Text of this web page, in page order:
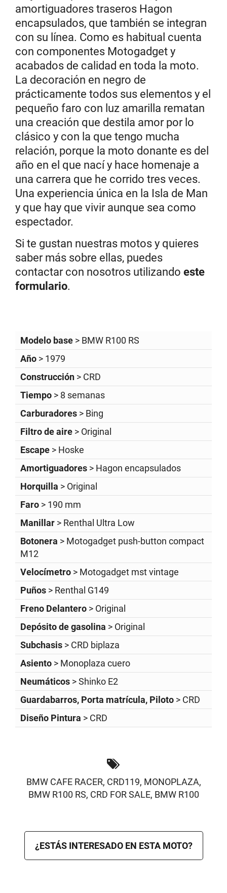
amortiguadores traseros Hagon
encapsulados, que también se integran
con su línea. Como es habitual cuenta
con componentes Motogadget y
acabados de calidad en toda la moto.
La decoración en negro de
prácticamente todos sus elementos y el
pequeño faro con luz amarilla rematan
una creación que destila amor por lo
clásico y con la que tengo mucha
relación, porque la moto donante es del
año en el que nací y hace homenaje a
una carrera que he corrido tres veces.
Una experiencia única en la Isla de Man
y que hay que vivir aunque sea como
espectador.
Si te gustan nuestras motos y quieres
saber más sobre ellas, puedes
contactar con nosotros utilizando este
formulario.
Modelo base > BMW R100 RS
Año > 1979
Construcción > CRD
Tiempo > 8 semanas
Carburadores > Bing
Filtro de aire > Original
Escape > Hoske
Amortiguadores > Hagon encapsulados
Horquilla > Original
Faro > 190 mm
Manillar > Renthal Ultra Low
Botonera > Motogadget push-button compact
M12
Velocímetro > Motogadget mst vintage
Puños > Renthal G149
Freno Delantero > Original
Depósito de gasolina > Original
Subchasis > CRD biplaza
Asiento > Monoplaza cuero
Neumáticos > Shinko E2
Guardabarros, Porta matrícula, Piloto > CRD
Diseño Pintura > CRD
BMW CAFE RACER, CRD119, MONOPLAZA,
BMW R100 RS, CRD FOR SALE, BMW R100
¿ESTÁS INTERESADO EN ESTA MOTO?